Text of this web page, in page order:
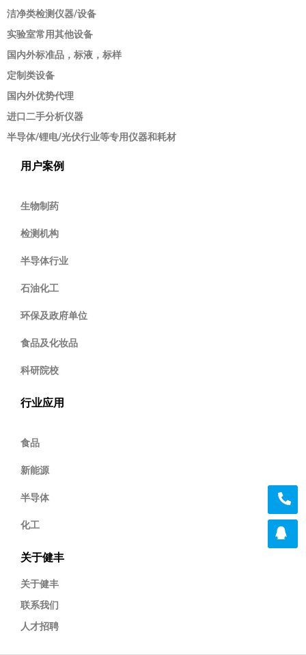
洁净类检测仪器/设备
实验室常用其他设备
国内外标准品，标液，标样
定制类设备
国内外优势代理
进口二手分析仪器
半导体/锂电/光伏行业等专用仪器和耗材
用户案例
生物制药
检测机构
半导体行业
石油化工
环保及政府单位
食品及化妆品
科研院校
行业应用
食品
新能源
半导体
化工
关于健丰
关于健丰
联系我们
人才招聘